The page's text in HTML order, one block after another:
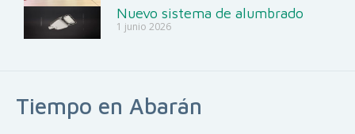
Tiempo en Abarán
Nuevo sistema de alumbrado
1 junio 2026